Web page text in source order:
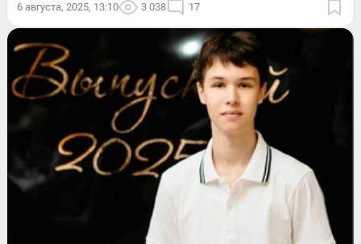
6 августа, 2025, 13:10 3 038 17